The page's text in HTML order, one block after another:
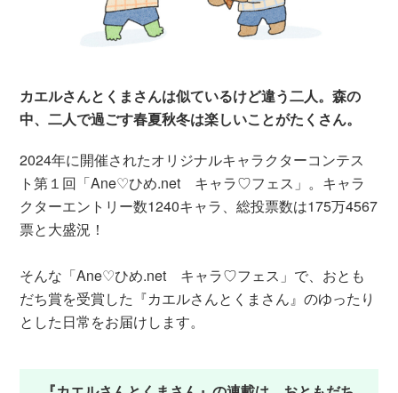
カエルさんとくまさんは似ているけど違う二人。森の
中、二人で過ごす春夏秋冬は楽しいことがたくさん。
2024年に開催されたオリジナルキャラクターコンテス
ト第１回「Ane♡ひめ.net キャラ♡フェス」。キャラ
クターエントリー数1240キャラ、総投票数は175万4567
票と大盛況！
そんな「Ane♡ひめ.net キャラ♡フェス」で、おとも
だち賞を受賞した『カエルさんとくまさん』のゆったり
とした日常をお届けします。